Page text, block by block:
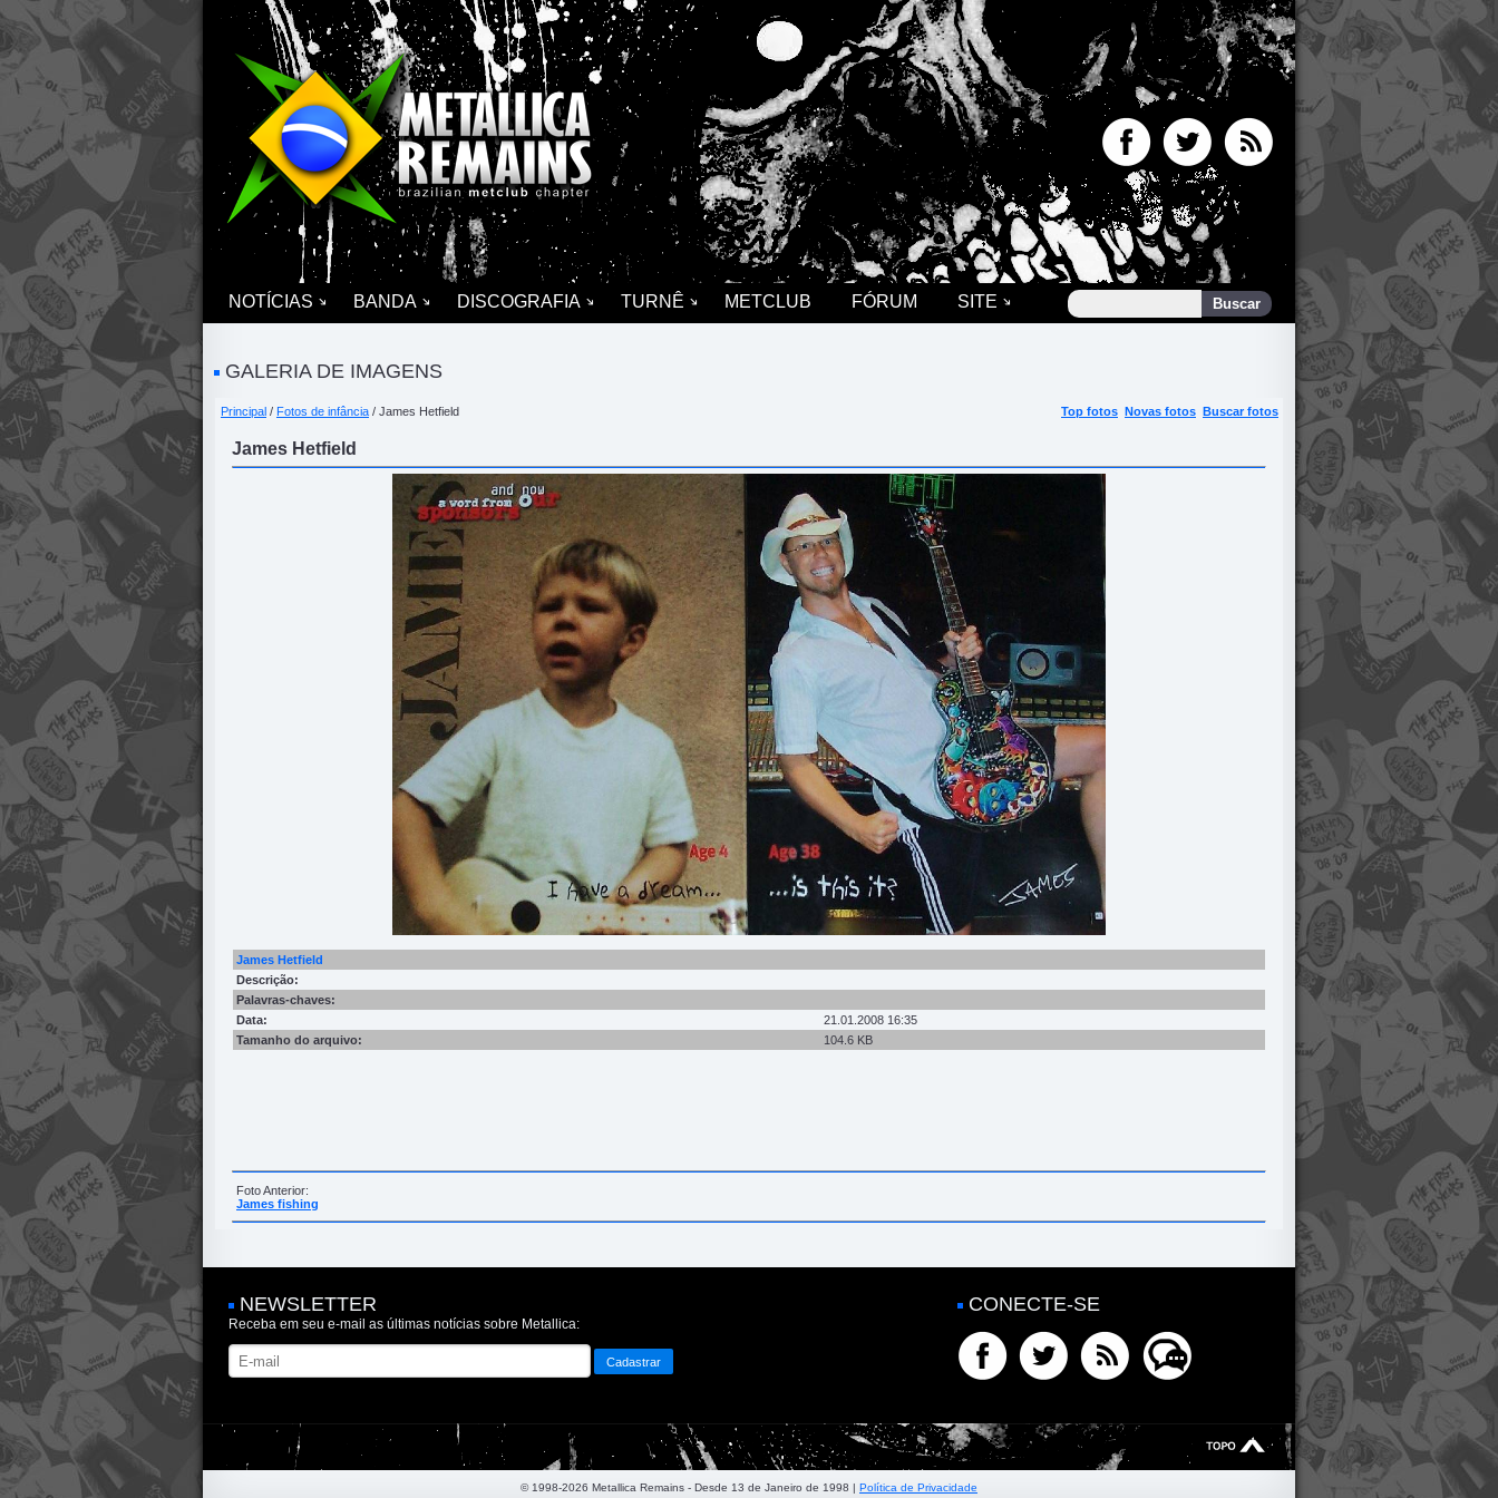
NOTÍCIAS BANDA DISCOGRAFIA TURNÊ METCLUB FÓRUM SITE
GALERIA DE IMAGENS
Principal / Fotos de infância / James Hetfield Top fotos Novas fotos Buscar fotos
James Hetfield
James Hetfield
Descrição:
Palavras-chaves:
Data:
21.01.2008 16:35
Tamanho do arquivo:
104.6 KB
Foto Anterior:
James fishing
NEWSLETTER
Receba em seu e-mail as últimas notícias sobre Metallica:
CONECTE-SE
© 1998-2026 Metallica Remains - Desde 13 de Janeiro de 1998 | Política de Privacidade